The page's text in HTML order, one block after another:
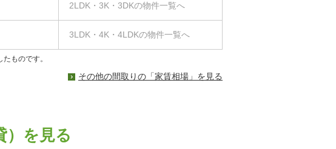
2LDK・3K・3DKの物件一覧へ
3LDK・4K・4LDKの物件一覧へ
ものです。
その他の間取りの「家賃相場」を見る
）を見る